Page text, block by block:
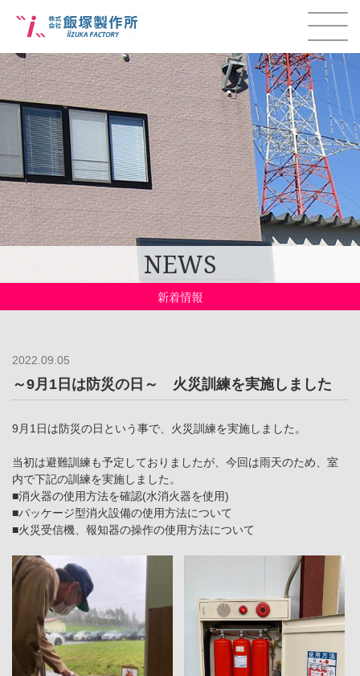
NEWS
新着情報
2022.09.05
～9月1日は防災の日～ 火災訓練を実施しました
9月1日は防災の日という事で、火災訓練を実施しました。
当初は避難訓練も予定しておりましたが、今回は雨天のため、室
内で下記の訓練を実施しました。
■消火器の使用方法を確認(水消火器を使用)
■パッケージ型消火設備の使用方法について
■火災受信機、報知器の操作の使用方法について